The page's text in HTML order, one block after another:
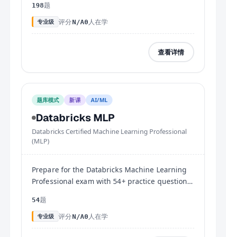
Delta Lake, Medallion Architecture, and
production deployment.
198题
专业级 评分N/A0 人在学
查看详情
题库模式 新课 AI/ML
Databricks MLP
Databricks Certified Machine Learning Professional
(MLP)
Prepare for the Databricks Machine Learning
Professional exam with 54+ practice questions
engineering, and ML monitoring.
54题
专业级 评分N/A0 人在学